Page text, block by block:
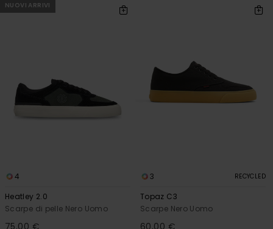
NUOVI ARRIVI
4
Heatley 2.0
Scarpe di pelle Nero Uomo
3 RECYCLED
Topaz C3
Scarpe Nero Uomo